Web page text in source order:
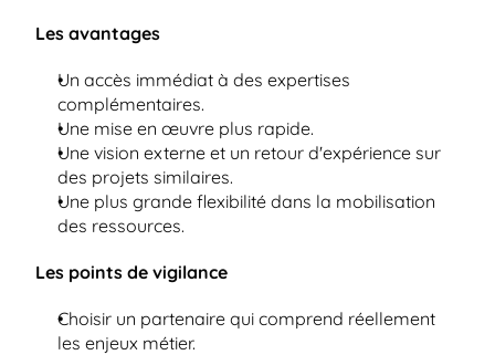
Les avantages
Un accès immédiat à des expertises
complémentaires.
Une mise en œuvre plus rapide.
Une vision externe et un retour d'expérience sur
des projets similaires.
Une plus grande flexibilité dans la mobilisation
des ressources.
Les points de vigilance
Choisir un partenaire qui comprend réellement
les enjeux métier.